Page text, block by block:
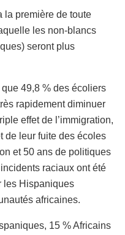
la première de toute
les non-blancs
seront plus
49,8 % des écoliers
rapidement diminuer
effet de l’immigration,
de leur fuite des écoles
et 50 ans de politiques
raciaux ont été
les Hispaniques
africaines.
15 % Africains